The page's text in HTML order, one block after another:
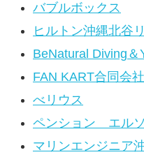
バブルボックス
ヒルトン沖縄北谷
BeNatural Diving＆
FAN KART合同会社
べリウス
ペンション エル
マリンエンジニア